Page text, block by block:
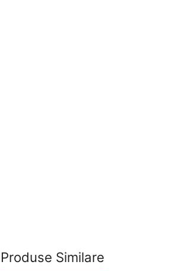
Produse Similare